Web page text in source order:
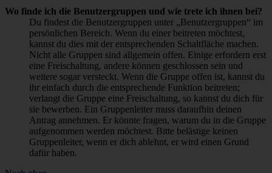
Wo finde ich die Benutzergruppen und wie trete ich ihnen bei?
Du findest die Benutzergruppen unter „Benutzergruppen“ im
persönlichen Bereich. Wenn du einer beitreten möchtest,
kannst du dies mit der entsprechenden Schaltfläche machen.
Nicht alle Gruppen sind allgemein offen. Einige erfordern erst
eine Freischaltung, andere können geschlossen sein und
weitere sogar versteckt. Wenn die Gruppe offen ist, kannst du
ihr einfach durch die entsprechende Funktion beitreten;
verlangt die Gruppe eine Freischaltung, so kannst du dich für
sie bewerben. Ein Gruppenleiter muss daraufhin deinen
Antrag annehmen. Er könnte fragen, warum du in die Gruppe
aufgenommen werden möchtest. Bitte belästige keinen
Gruppenleiter, wenn er dich ablehnt, er wird einen Grund
dafür haben.